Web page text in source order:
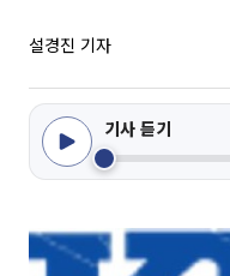
설경진 기자
기사 듣기